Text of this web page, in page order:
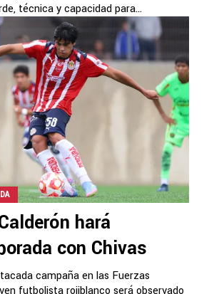
técnica y capacidad para...
hará
con Chivas
campaña en las Fuerzas
futbolista rojiblanco será observado